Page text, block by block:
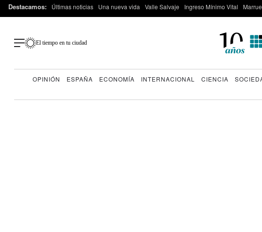
Destacamos: Últimas noticias Una nueva vida Valle Salvaje Ingreso Mínimo Vital
El tiempo en tu ciudad
OPINIÓN ESPAÑA ECONOMÍA INTERNACIONAL CIENCIA